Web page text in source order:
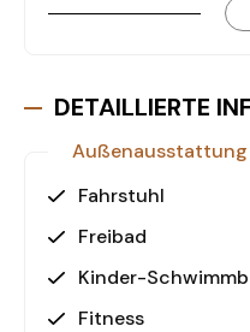
-Aufzug
Lage und
ausgezeichneten Lage:
-Entfernung zum
-Krankenhaus: 850 m
-Einkaufszentrum: 1,4
DETAILLIERTE
Außenausstattung
Fahrstuhl
Freibad
Kinder-
Fitness